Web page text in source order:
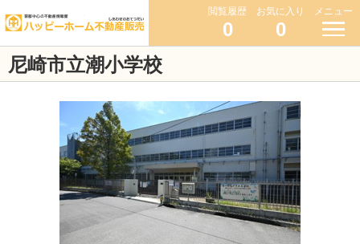
閲覧履歴
0
お気に入り
0
メニュー
尼崎市立潮小学校